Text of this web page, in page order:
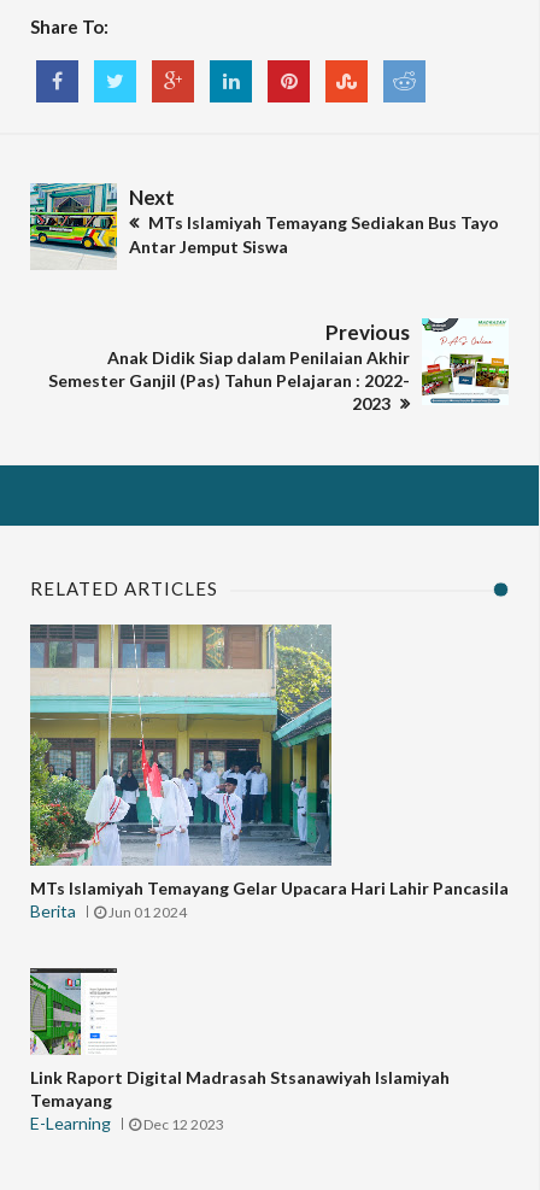
Share To:
Next
MTs Islamiyah Temayang Sediakan Bus Tayo
Antar Jemput Siswa
Previous
Anak Didik Siap dalam Penilaian Akhir
Semester Ganjil (Pas) Tahun Pelajaran : 2022-
2023
RELATED ARTICLES
MTs Islamiyah Temayang Gelar Upacara Hari Lahir Pancasila
Berita
Jun 01 2024
Link Raport Digital Madrasah Stsanawiyah Islamiyah
Temayang
E-Learning
Dec 12 2023